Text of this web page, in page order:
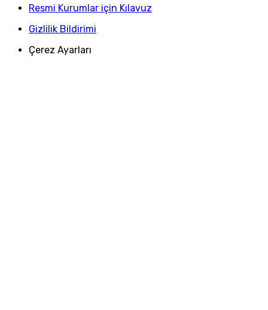
Resmi Kurumlar için Kılavuz
Gizlilik Bildirimi
Çerez Ayarları